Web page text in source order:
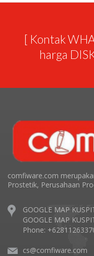
[ Kontak
harga
comfiware.com
Prostetik, Perusahaan
GOOGLE MAP
GOOGLE MAP
Phone:
cs@comfiware.com